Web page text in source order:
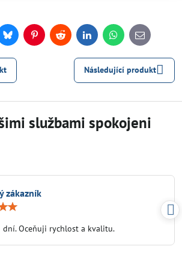
BlueskyPinterestReddit LinkedInWhatsApp
E-
mail
Následující produkt
službami spokojeni
zákazník
5
Oceňuji rychlost a kvalitu.